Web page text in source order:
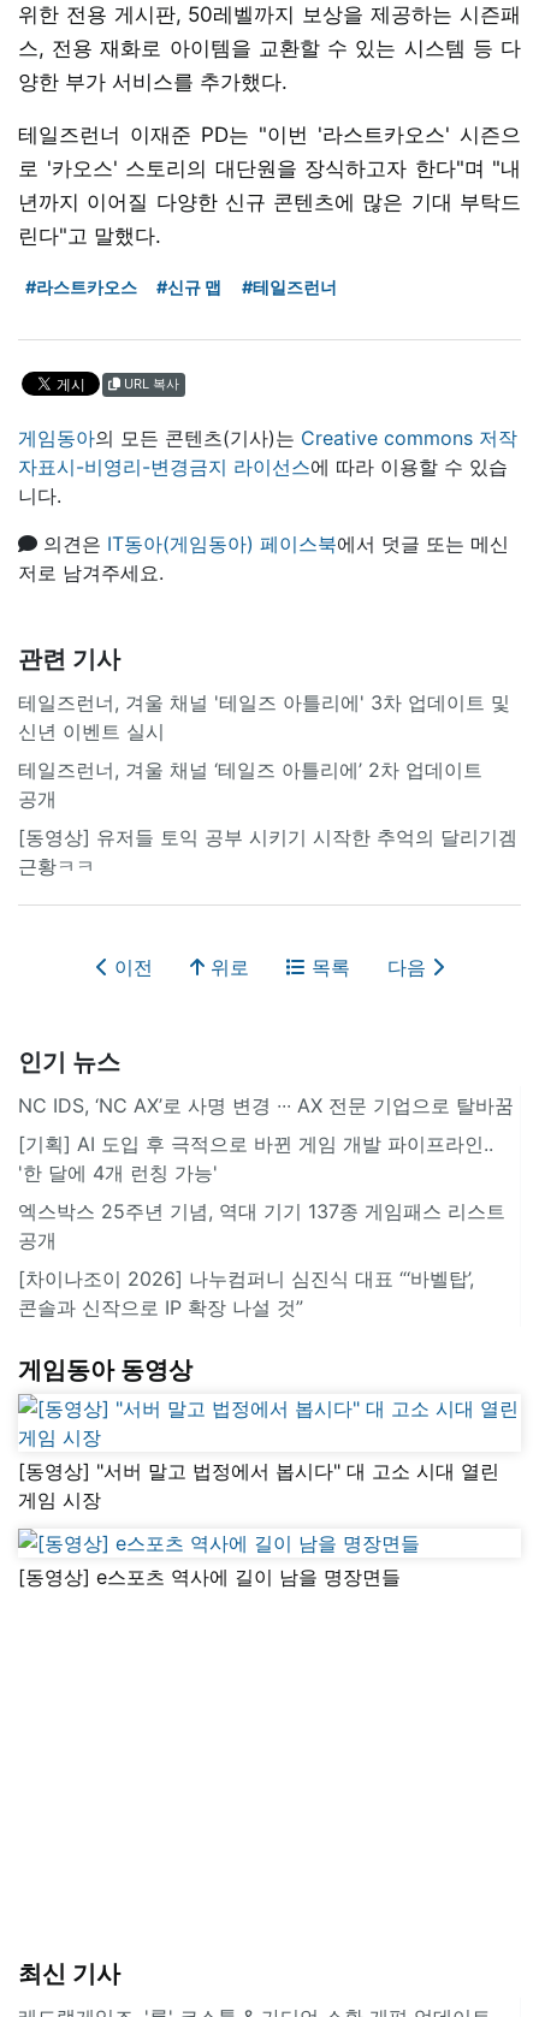
위한 전용 게시판, 50레벨까지 보상을 제공하는 시즌패
스, 전용 재화로 아이템을 교환할 수 있는 시스템 등 다
양한 부가 서비스를 추가했다.
테일즈런너 이재준 PD는 "이번 '라스트카오스' 시즌으
로 '카오스' 스토리의 대단원을 장식하고자 한다"며 "내
년까지 이어질 다양한 신규 콘텐츠에 많은 기대 부탁드
린다"고 말했다.
#라스트카오스 #신규 맵 #테일즈런너
URL 복사
게임동아의 모든 콘텐츠(기사)는 Creative commons 저작
자표시-비영리-변경금지 라이선스에 따라 이용할 수 있습
니다.
의견은 IT동아(게임동아) 페이스북에서 덧글 또는 메신
저로 남겨주세요.
관련 기사
테일즈런너, 겨울 채널 '테일즈 아틀리에' 3차 업데이트 및
신년 이벤트 실시
테일즈런너, 겨울 채널 ‘테일즈 아틀리에’ 2차 업데이트
공개
[동영상] 유저들 토익 공부 시키기 시작한 추억의 달리기겜
근황ㅋㅋ
이전 위로 목록 다음
인기 뉴스
NC IDS, ‘NC AX’로 사명 변경 ∙∙∙ AX 전문 기업으로 탈바꿈
[기획] AI 도입 후 극적으로 바뀐 게임 개발 파이프라인..
'한 달에 4개 런칭 가능'
엑스박스 25주년 기념, 역대 기기 137종 게임패스 리스트
공개
[차이나조이 2026] 나누컴퍼니 심진식 대표 “‘바벨탑’,
콘솔과 신작으로 IP 확장 나설 것”
게임동아 동영상
[동영상] "서버 말고 법정에서 봅시다" 대 고소 시대 열린
게임 시장
[동영상] e스포츠 역사에 길이 남을 명장면들
최신 기사